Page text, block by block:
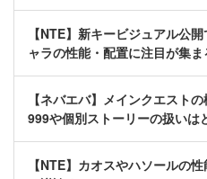
【NTE】新キービジュアル公
ャラの性能・配置に注目が集ま
【ネバエバ】メインクエスト
999や個別ストーリーの扱いは
【NTE】カオスやハソールの